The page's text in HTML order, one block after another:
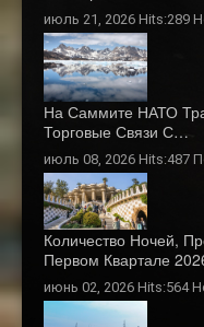
июль 21, 2026 Hits:289
На Саммите НАТО
Торговые Связи С…
июль 08, 2026 Hits:487
Количество Ночей,
Первом Квартале
июнь 02, 2026 Hits:564